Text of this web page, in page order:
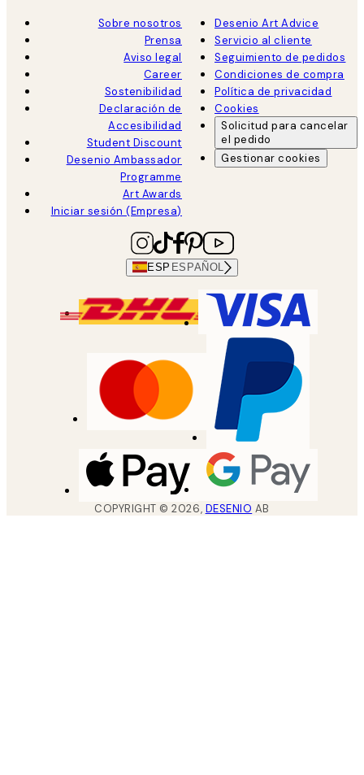
Sobre nosotros
Prensa
Aviso legal
Career
Sostenibilidad
Declaración de
Accesibilidad
Student Discount
Desenio Ambassador
Programme
Art Awards
Iniciar sesión (Empresa)
Desenio Art Advice
Servicio al cliente
Seguimiento de pedidos
Condiciones de compra
Política de privacidad
Cookies
Solicitud para cancelar
el pedido
Gestionar cookies
ESP ESPAÑOL
COPYRIGHT ©2026, DESENIO AB